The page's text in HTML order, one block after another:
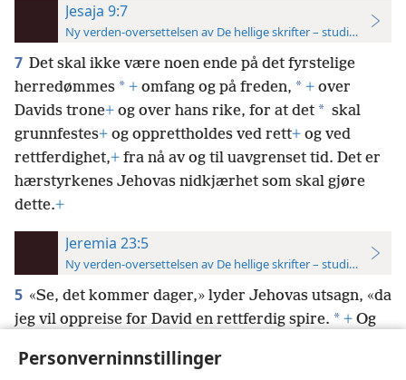
Personverninnstillinger
Jesaja 9:7
Ny verden-oversettelsen av De hellige skrifter – studieutgave
7 Det skal ikke være noen ende på det fyrstelige
herredømmes * + omfang og på freden, * + over
Davids trone+ og over hans rike, for at det * skal
grunnfestes+ og opprettholdes ved rett+ og ved
rettferdighet,+ fra nå av og til uavgrenset tid. Det er
hærstyrkenes Jehovas nidkjærhet som skal gjøre
dette.+
Jeremia 23:5
Ny verden-oversettelsen av De hellige skrifter – studieutgave
5 «Se, det kommer dager,» lyder Jehovas utsagn, «da
jeg vil oppreise for David en rettferdig spire. * + Og
klokskap og øve rettog rettferdighet i landet.